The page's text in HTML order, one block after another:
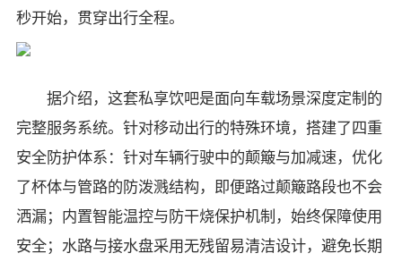
秒开始，贯穿出行全程。
据介绍，这套私享饮吧是面向车载场景深度定制的
完整服务系统。针对移动出行的特殊环境，搭建了四重
安全防护体系：针对车辆行驶中的颠簸与加减速，优化
了杯体与管路的防泼溅结构，即便路过颠簸路段也不会
洒漏；内置智能温控与防干烧保护机制，始终保障使用
安全；水路与接水盘采用无残留易清洁设计，避免长期